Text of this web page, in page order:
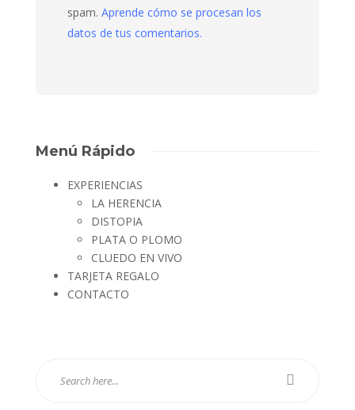
spam. Aprende cómo se procesan los
datos de tus comentarios.
Menú Rápido
EXPERIENCIAS
LA HERENCIA
DISTOPIA
PLATA O PLOMO
CLUEDO EN VIVO
TARJETA REGALO
CONTACTO